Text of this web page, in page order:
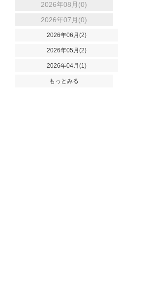
2026年08月(0)
2026年07月(0)
2026年06月(2)
2026年05月(2)
2026年04月(1)
もっとみる